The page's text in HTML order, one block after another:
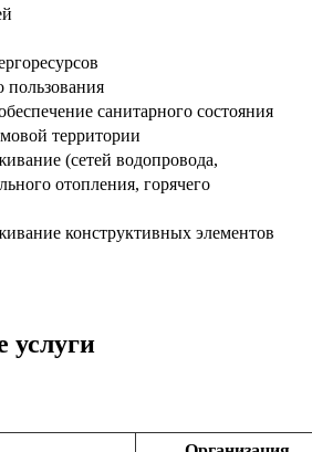
пользования
санитарного состояния
территории
(сетей водопровода,
отопления, горячего
конструктивных элементов
услуги